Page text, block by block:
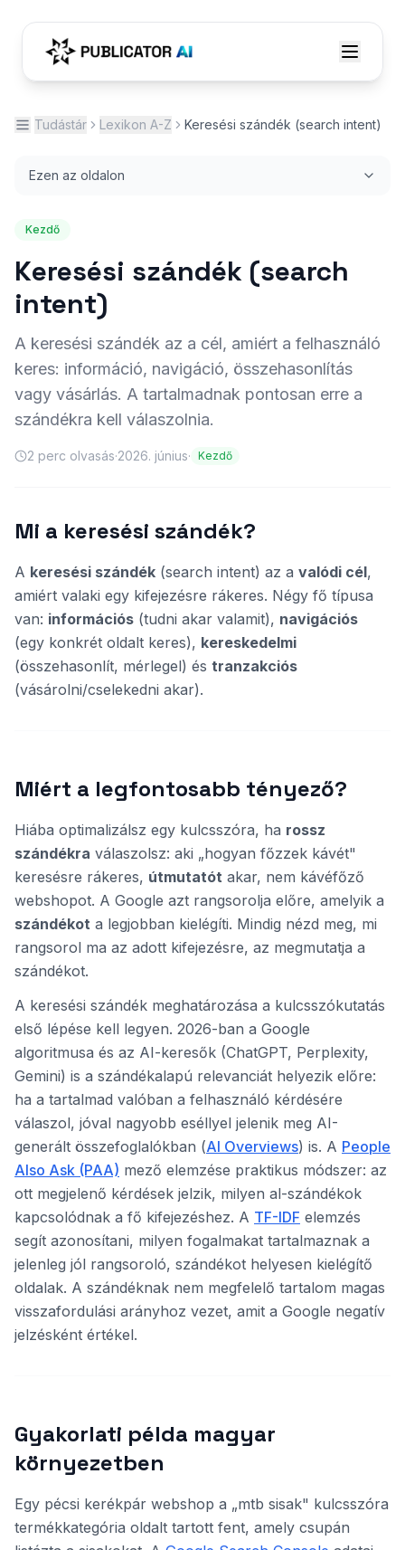
Tudástár Lexikon A-Z Keresési szándék (search intent)
Ezen az oldalon
Kezdő
Keresési szándék (search
intent)
A keresési szándék az a cél, amiért a felhasználó
keres: információ, navigáció, összehasonlítás
vagy vásárlás. A tartalmadnak pontosan erre a
szándékra kell válaszolnia.
2 perc olvasás·2026. június· Kezdő
Mi a keresési szándék?
A keresési szándék (search intent) az a valódi cél,
amiért valaki egy kifejezésre rákeres. Négy fő típusa
van: információs (tudni akar valamit), navigációs
(egy konkrét oldalt keres), kereskedelmi
(összehasonlít, mérlegel) és tranzakciós
(vásárolni/cselekedni akar).
Miért a legfontosabb tényező?
Hiába optimalizálsz egy kulcsszóra, ha rossz
szándékra válaszolsz: aki „hogyan főzzek kávét"
keresésre rákeres, útmutatót akar, nem kávéfőző
webshopot. A Google azt rangsorolja előre, amelyik a
szándékot a legjobban kielégíti. Mindig nézd meg, mi
rangsorol ma az adott kifejezésre, az megmutatja a
szándékot.
A keresési szándék meghatározása a kulcsszókutatás
első lépése kell legyen. 2026-ban a Google
algoritmusa és az AI-keresők (ChatGPT, Perplexity,
Gemini) is a szándékalapú relevanciát helyezik előre:
ha a tartalmad valóban a felhasználó kérdésére
válaszol, jóval nagyobb eséllyel jelenik meg AI-
generált összefoglalókban (AI Overviews) is. A People
Also Ask (PAA) mező elemzése praktikus módszer: az
ott megjelenő kérdések jelzik, milyen al-szándékok
kapcsolódnak a fő kifejezéshez. A TF-IDF elemzés
segít azonosítani, milyen fogalmakat tartalmaznak a
jelenleg jól rangsoroló, szándékot helyesen kielégítő
oldalak. A szándéknak nem megfelelő tartalom magas
visszafordulási arányhoz vezet, amit a Google negatív
jelzésként értékel.
Gyakorlati példa magyar
környezetben
Egy pécsi kerékpár webshop a „mtb sisak" kulcsszóra
termékkategória oldalt tartott fent, amely csupán